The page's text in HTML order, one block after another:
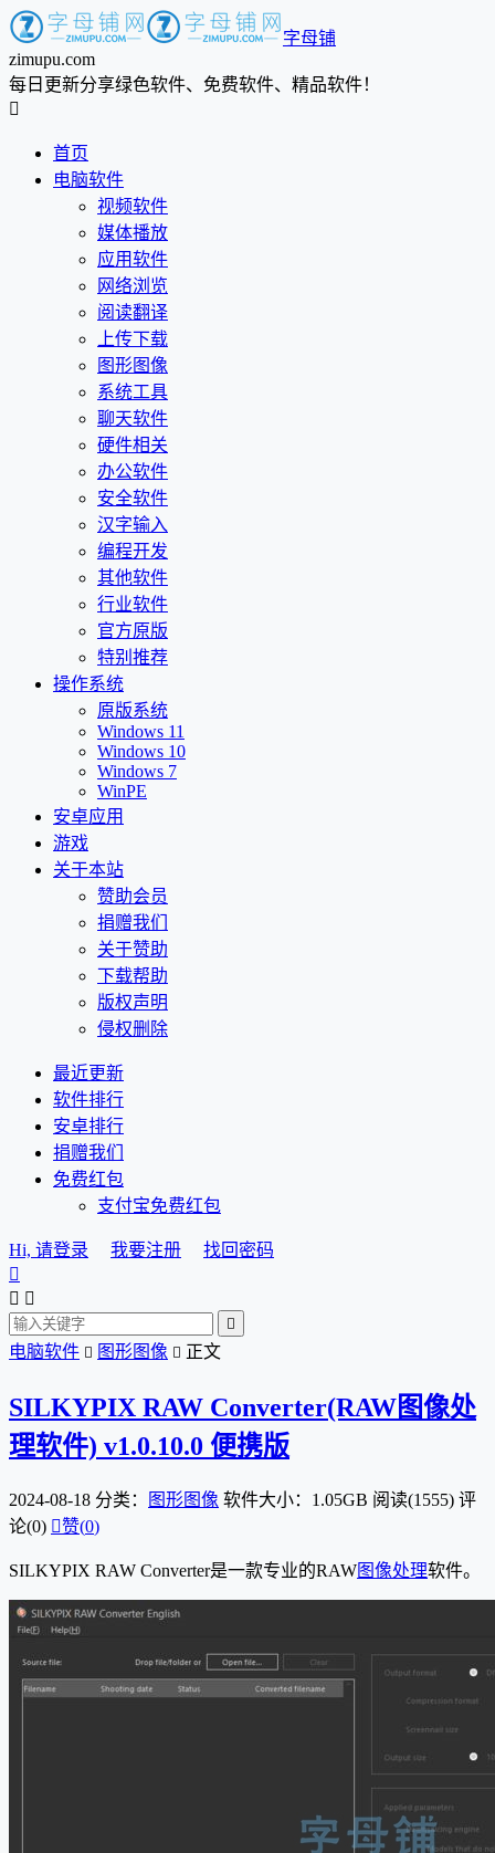
字母铺
zimupu.com
每日更新分享绿色软件、免费软件、精品软件！

首页
电脑软件
视频软件
媒体播放
应用软件
网络浏览
阅读翻译
上传下载
图形图像
系统工具
聊天软件
硬件相关
办公软件
安全软件
汉字输入
编程开发
其他软件
行业软件
官方原版
特别推荐
操作系统
原版系统
Windows 11
Windows 10
Windows 7
WinPE
安卓应用
游戏
关于本站
赞助会员
捐赠我们
关于赞助
下载帮助
版权声明
侵权删除
最近更新
软件排行
安卓排行
捐赠我们
免费红包
支付宝免费红包
Hi, 请登录 我要注册
找回密码

 

电脑软件  图形图像  正文
SILKYPIX RAW Converter(RAW图像处
理软件) v1.0.10.0 便携版
2024-08-18 分类： 图形图像 软件大小：1.05GB 阅读(1555) 评
论(0) 赞(0)
SILKYPIX RAW Converter是一款专业的RAW图像处理软件。